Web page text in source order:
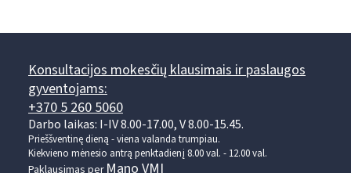
Konsultacijos mokesčių klausimais ir paslaugos
gyventojams:
+370 5 260 5060
Darbo laikas: I-IV 8.00-17.00, V 8.00-15.45.
Prieššventinę dieną - viena valanda trumpiau.
Kiekvieno mėnesio antrą penktadienį 8.00 val. - 12.00 val.
Paklausimas per Mano VMI